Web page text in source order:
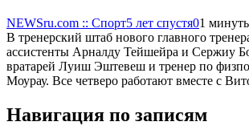
NEWSru.com :: Спорт5 лет спустя01
В тренерский штаб нового главного
ассистенты Арналду Тейшейра и Сержиу
вратарей Луиш Эштевеш и тренер по
Моурау. Все четверо работают вместе с
Навигация по записям